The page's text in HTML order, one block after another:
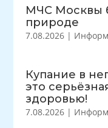
МЧС Москвы
природе
7.08.2026 |
Купание в
это
здоровью!
7.08.2026 |